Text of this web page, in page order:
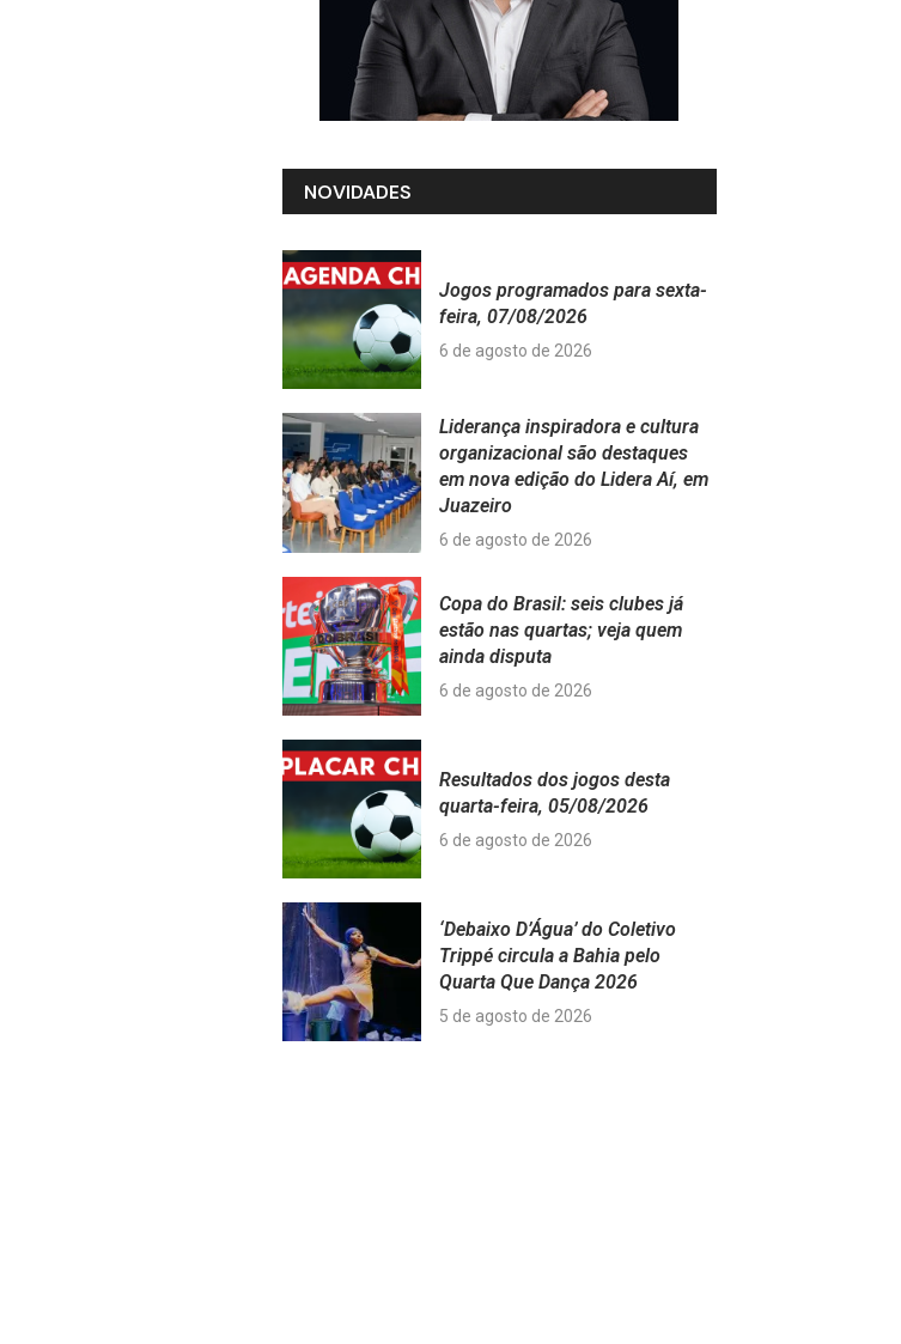
NOVIDADES
Jogos programados para sexta-
feira, 07/08/2026
6 de agosto de 2026
Liderança inspiradora e cultura
organizacional são destaques
em nova edição do Lidera Aí, em
Juazeiro
6 de agosto de 2026
Copa do Brasil: seis clubes já
estão nas quartas; veja quem
ainda disputa
6 de agosto de 2026
Resultados dos jogos desta
quarta-feira, 05/08/2026
6 de agosto de 2026
‘Debaixo D’Água’ do Coletivo
Trippé circula a Bahia pelo
Quarta Que Dança 2026
5 de agosto de 2026